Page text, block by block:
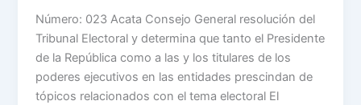
Número: 023 Acata Consejo General resolución del
Tribunal Electoral y determina que tanto el Presidente
de la República como a las y los titulares de los
poderes ejecutivos en las entidades prescindan de
tópicos relacionados con el tema electoral El